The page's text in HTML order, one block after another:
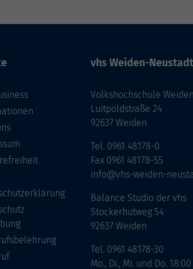
vhs Weiden-Neustadt
Volkshochschule
Luitpoldstraße 24
92637 Weiden
Tel. 0961 48178-0
Fax 0961 48178-55
info@vhs-weiden-
Balance Studio der vhs
Stockerhutweg 54
92637 Weiden
Tel. 0961 48178-30
Mo., Di., Mi. und Do.